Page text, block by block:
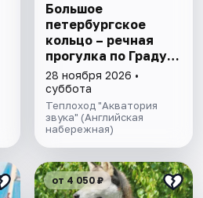
Большое
петербургское
кольцо – речная
прогулка пo Граду
на Неве с
авторской
экскурсией и живой
музыкой в тёплом
салоне теплохода
28 ноября 2026 •
суббота
Теплоход "Акватория
звука" (Английская
набережная)
от 4 050 ₽